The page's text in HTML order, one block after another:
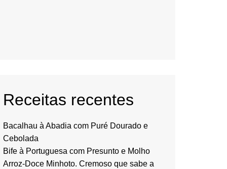
Receitas recentes
Bacalhau à Abadia com Puré Dourado e
Cebolada
Bife à Portuguesa com Presunto e Molho
Arroz-Doce Minhoto. Cremoso que sabe a